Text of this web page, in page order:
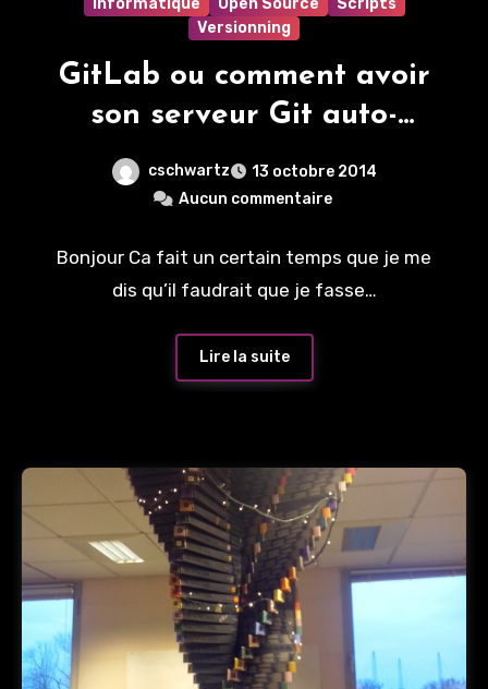
Versionning
GitLab ou comment avoir
son serveur Git auto-
cschwartz
13 octobre 2014
Aucun commentaire
Bonjour Ca fait un certain temps que je me
dis qu’il faudrait que je fasse…
Lire la suite